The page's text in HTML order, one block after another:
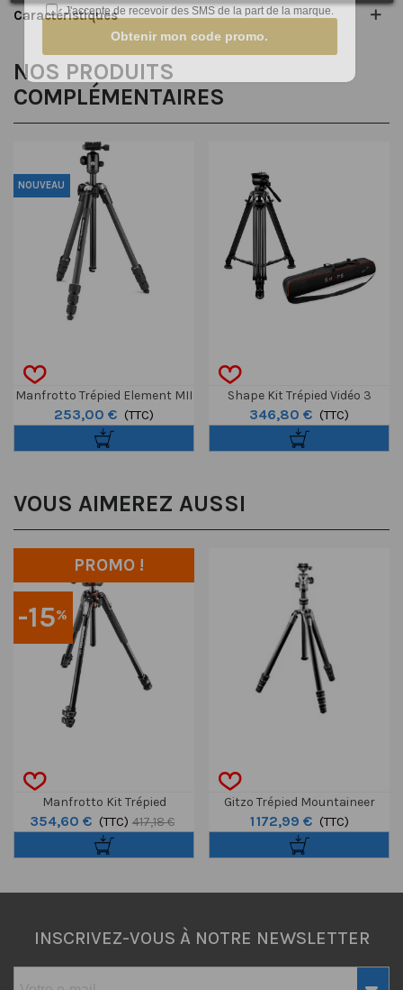
Caractéristiques
NOS PRODUITS
COMPLÉMENTAIRES
NOUVEAU
Manfrotto Trépied Element MII
Mobile Noir 4 Sections BH1
253,00 € (TTC)
Shape Kit Trépied Vidéo 3
Sections Avec Rotule 75mm
STF11
346,80 € (TTC)
VOUS AIMEREZ AUSSI
-15%
PROMO !
Manfrotto Kit Trépied
190XPRO3 + Rotule MHXPRO-
3W
354,60 € (TTC) 417,18 €
Gitzo Trépied Mountaineer
Carbone SER.2 3S
1 172,99 € (TTC)
INSCRIVEZ-VOUS À NOTRE NEWSLETTER
J'accepte de recevoir des SMS de la part de la marque.
Obtenir mon code promo.